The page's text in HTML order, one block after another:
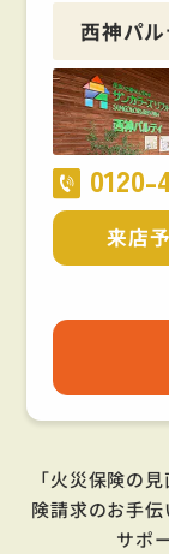
西神パ
0120-
来店
「火災保険の
険請求のお手
サポ